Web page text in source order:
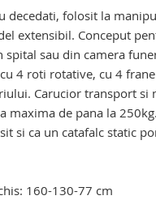
decedati, folosit la
extensibil. Conceput
sau din camera
4 roti rotative, cu 4
Carucior transport si
maxima de pana la
si ca un catafalc static
160-130-77 cm